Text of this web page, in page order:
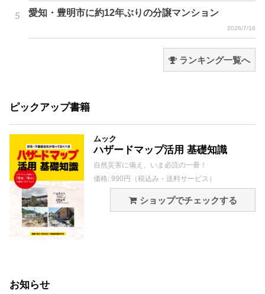
愛知・豊明市に約12年ぶりの分譲マンション
2026/7/16
ランキング一覧へ
ピックアップ書籍
ムック
ハザードマップ活用 基礎知識
自然災害に備え、いま必読の一冊！
価格: 990円（税込み・送料サービス）
ショップでチェックする
お知らせ